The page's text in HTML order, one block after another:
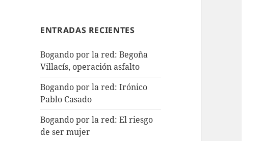
ENTRADAS RECIENTES
Bogando por la red: Begoña
Villacís, operación asfalto
Bogando por la red: Irónico
Pablo Casado
Bogando por la red: El riesgo
de ser mujer